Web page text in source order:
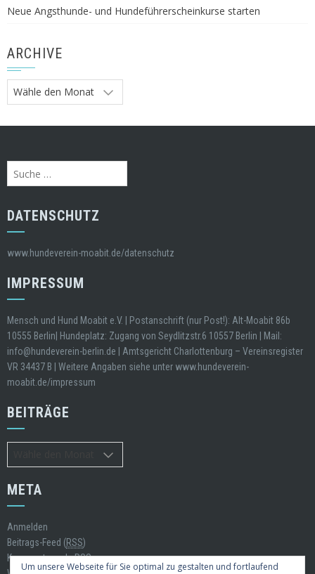
Neue Angsthunde- und Hundeführerscheinkurse starten
ARCHIVE
Archive
Suche
nach:
DATENSCHUTZ
www.hundeverein-moabit.de/datenschutz
IMPRESSUM
Mensch und Hund Moabit e.V. | Postanschrift (nur Post!): Alt-Moabit 86b
10555 Berlin| Hundeplatz: Zugang von Seydlitzstr.6 10557 Berlin | Mail:
info@hundeverein-berlin.de | Amtsgericht Charlottenburg – Vereinsregister
VR 34437 B | Weitere Angaben siehe unter www.hundeverein-
moabit.de/impressum
BEITRÄGE
META
Anmelden
Beitrags-Feed (RSS)
Kommentare alsRSS
Um unsere Webseite für Sie optimal zu gestalten und fortlaufend